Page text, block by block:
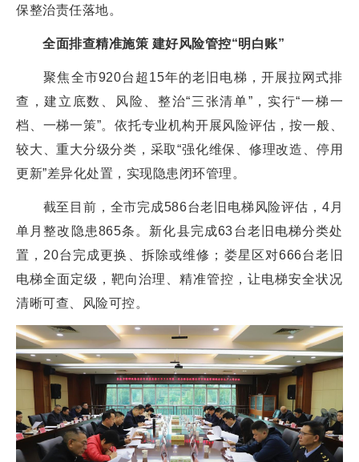
保整治责任落地。
全面排查精准施策 建好风险管控“明白账”
聚焦全市920台超15年的老旧电梯，开展拉网式排
查，建立底数、风险、整治“三张清单”，实行“一梯一
档、一梯一策”。依托专业机构开展风险评估，按一般、
较大、重大分级分类，采取“强化维保、修理改造、停用
更新”差异化处置，实现隐患闭环管理。
截至目前，全市完成586台老旧电梯风险评估，4月
单月整改隐患865条。新化县完成63台老旧电梯分类处
置，20台完成更换、拆除或维修；娄星区对666台老旧
电梯全面定级，靶向治理、精准管控，让电梯安全状况
清晰可查、风险可控。